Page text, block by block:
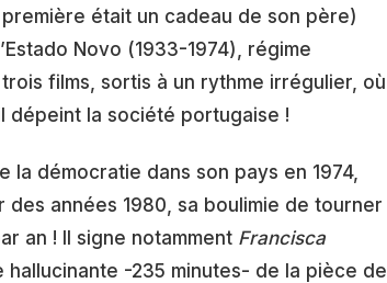
était un cadeau de son père)
Novo (1933-1974), régime
films, sortis à un rythme irrégulier, où
dépeint la société portugaise !
démocratie dans son pays en 1974,
années 1980, sa boulimie de tourner
an ! Il signe notamment Francisca
hallucinante -235 minutes- de la pièce de